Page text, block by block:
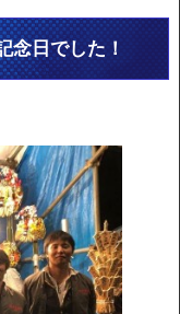
日でした！